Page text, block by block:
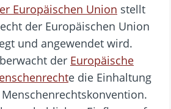
Europäischen Union stellt
der Europäischen Union
und angewendet wird.
der Europäische
e die Einhaltung